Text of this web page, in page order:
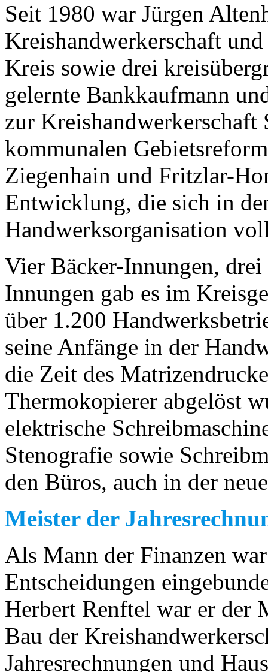
Seit 1980 war Jürgen
Kreishandwerkerschaft
Kreis sowie drei
gelernte Bankkaufmann
zur Kreishandwerkerschaft
kommunalen
Ziegenhain und Fritzlar-
Entwicklung, die sich in
Handwerksorganisation
Vier Bäcker-Innungen,
Innungen gab es im
über 1.200
seine Anfänge in der
die Zeit des
Thermokopierer abgelöst
elektrische
Stenografie sowie
den Büros, auch in der
Meister der
Als Mann der Finanzen
Entscheidungen
Herbert Renftel war er der
Bau der
Jahresrechnungen und